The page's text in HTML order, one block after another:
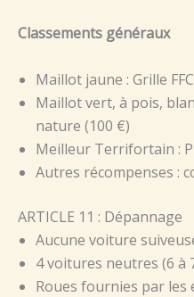
Classements généraux
Maillot jaune : Grille
Maillot vert, à pois,
nature (100 €)
Meilleur Terrifortain :
Autres récompenses :
ARTICLE 11 : Dépannage
Aucune voiture
4 voitures neutres (6 à
Roues fournies par les